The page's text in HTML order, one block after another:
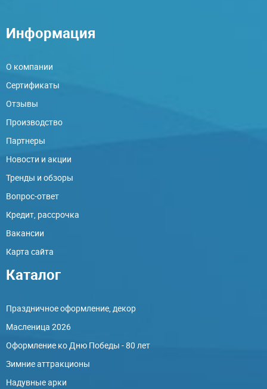
Информация
О компании
Сертификаты
Отзывы
Производство
Партнеры
Новости и акции
Тренды и обзоры
Вопрос-ответ
Кредит, рассрочка
Вакансии
Карта сайта
Каталог
Праздничное оформление, декор
Масленица 2026
Оформление ко Дню Победы - 80 лет
Зимние аттракционы
Надувные арки